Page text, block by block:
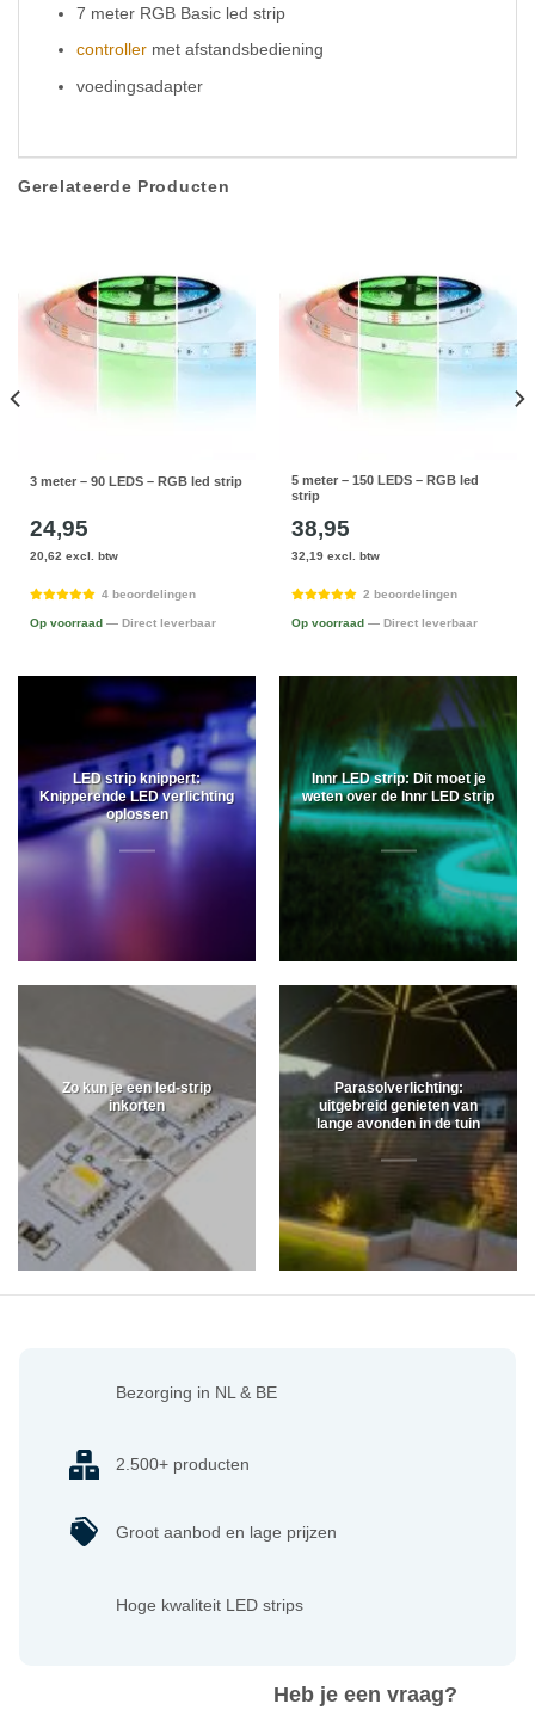
7 meter RGB Basic led strip
controller met afstandsbediening
voedingsadapter
Gerelateerde Producten
3 meter – 90 LEDS – RGB led strip
24,95
20,62 excl. btw
4 beoordelingen
Op voorraad — Direct leverbaar
5 meter – 150 LEDS – RGB led
strip
38,95
32,19 excl. btw
2 beoordelingen
Op voorraad — Direct leverbaar
LED strip knippert:
Knipperende LED verlichting
oplossen
Innr LED strip: Dit moet je
weten over de Innr LED strip
Zo kun je een led-strip
inkorten
Parasolverlichting:
uitgebreid genieten van
lange avonden in de tuin
Heb je een vraag?
Bezorging in NL & BE
2.500+ producten
Groot aanbod en lage prijzen
Hoge kwaliteit LED strips